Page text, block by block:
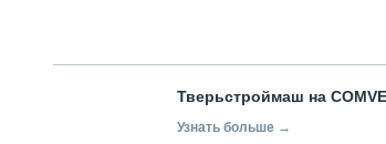
Тверьстроймаш на
Узнать больше →